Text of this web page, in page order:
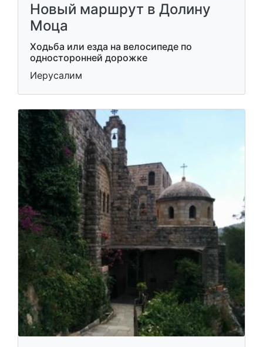
Новый маршрут в Долину
Моца
Ходьба или езда на велосипеде по
односторонней дорожке
Иерусалим